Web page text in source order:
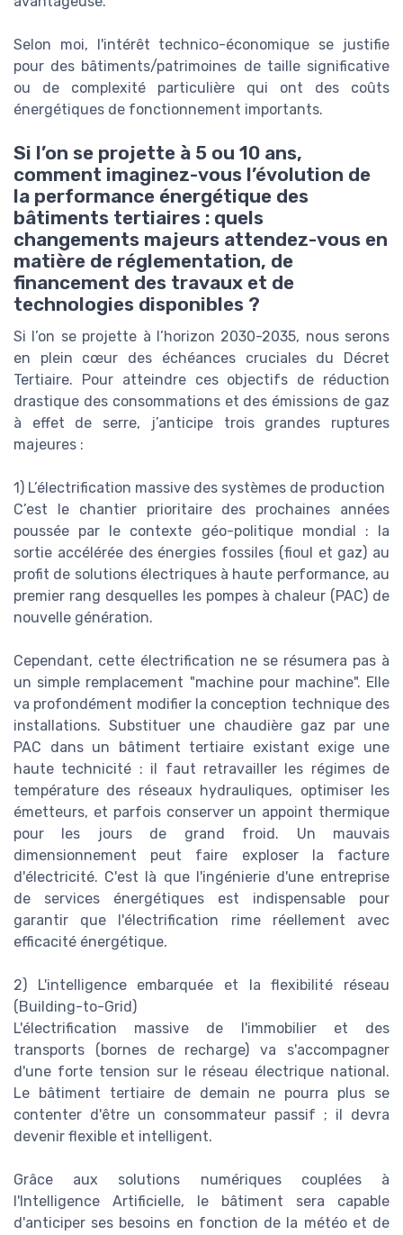
Selon moi, l'intérêt technico-économique se justifie
pour des bâtiments/patrimoines de taille significative
ou de complexité particulière qui ont des coûts
énergétiques de fonctionnement importants.
Si l’on se projette à 5 ou 10 ans,
comment imaginez-vous l’évolution de
la performance énergétique des
bâtiments tertiaires : quels
changements majeurs attendez-vous en
matière de réglementation, de
financement des travaux et de
technologies disponibles ?
Si l’on se projette à l’horizon 2030-2035, nous serons
en plein cœur des échéances cruciales du Décret
Tertiaire. Pour atteindre ces objectifs de réduction
drastique des consommations et des émissions de gaz
à effet de serre, j’anticipe trois grandes ruptures
majeures :
1) L’électrification massive des systèmes de production
C’est le chantier prioritaire des prochaines années
poussée par le contexte géo-politique mondial : la
sortie accélérée des énergies fossiles (fioul et gaz) au
profit de solutions électriques à haute performance, au
premier rang desquelles les pompes à chaleur (PAC) de
nouvelle génération.
Cependant, cette électrification ne se résumera pas à
un simple remplacement "machine pour machine". Elle
va profondément modifier la conception technique des
installations. Substituer une chaudière gaz par une
PAC dans un bâtiment tertiaire existant exige une
haute technicité : il faut retravailler les régimes de
température des réseaux hydrauliques, optimiser les
émetteurs, et parfois conserver un appoint thermique
pour les jours de grand froid. Un mauvais
dimensionnement peut faire exploser la facture
d'électricité. C'est là que l'ingénierie d'une entreprise
de services énergétiques est indispensable pour
garantir que l'électrification rime réellement avec
efficacité énergétique.
2) L'intelligence embarquée et la flexibilité réseau
(Building-to-Grid)
L'électrification massive de l'immobilier et des
transports (bornes de recharge) va s'accompagner
d'une forte tension sur le réseau électrique national.
Le bâtiment tertiaire de demain ne pourra plus se
contenter d'être un consommateur passif ; il devra
devenir flexible et intelligent.
Grâce aux solutions numériques couplées à
l'Intelligence Artificielle, le bâtiment sera capable
d'anticiper ses besoins en fonction de la météo et de